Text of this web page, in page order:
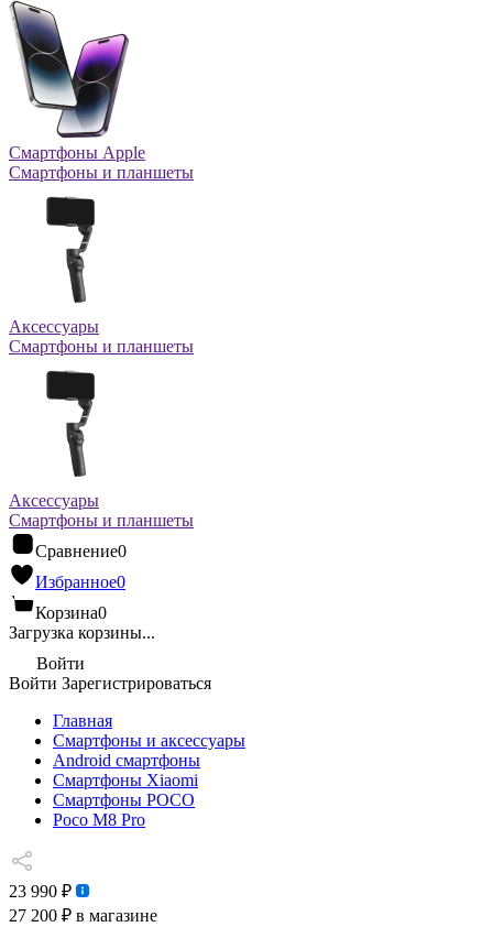
Смартфоны Apple
Смартфоны и планшеты
Аксессуары
Смартфоны и планшеты
Аксессуары
Смартфоны и планшеты
Сравнение0
Избранное0
Корзина0
Загрузка корзины...
Войти
Войти Зарегистрироваться
Главная
Смартфоны и аксессуары
Android cмартфоны
Смартфоны Xiaomi
Смартфоны POCO
Poco M8 Pro
23 990 ₽
27 200 ₽ в магазине